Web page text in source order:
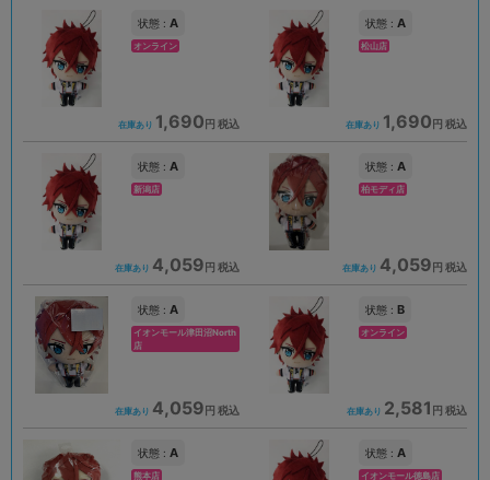
状態 : A
オンライン
在庫あり 1,690円 税込
状態 : A
松山店
在庫あり 1,690円 税込
状態 : A
新潟店
在庫あり 4,059円 税込
状態 : A
柏モディ店
在庫あり 4,059円 税込
状態 : A
イオンモール津田沼North
店
在庫あり 4,059円 税込
状態 : B
オンライン
在庫あり 2,581 円 税込
状態 : A
熊本店
状態 : A
イオンモール徳島店